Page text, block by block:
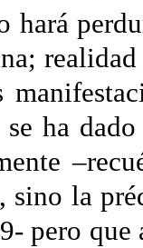
hará
ha
sino la
pero que